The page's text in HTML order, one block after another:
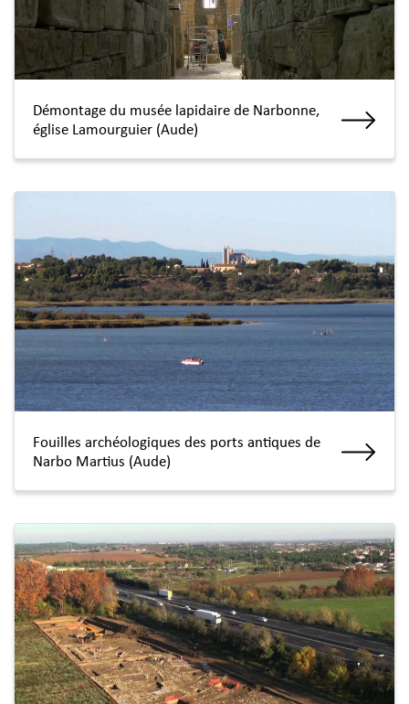
Démontage du musée lapidaire de Narbonne,
église Lamourguier (Aude)
Fouilles archéologiques des ports antiques de
Narbo Martius (Aude)